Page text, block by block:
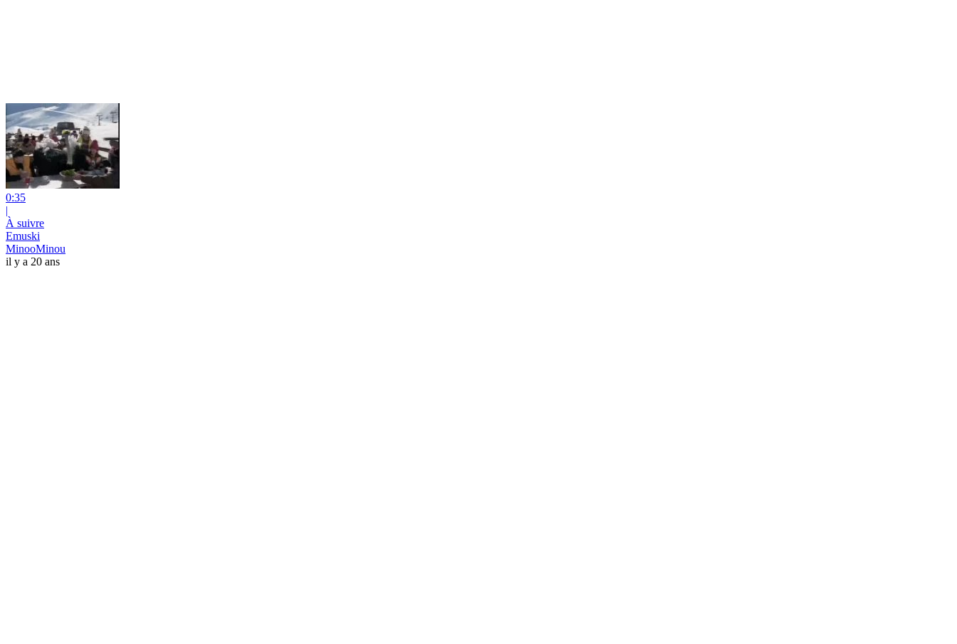
0:35
|
À suivre
Emuski
MinooMinou
il y a 20 ans